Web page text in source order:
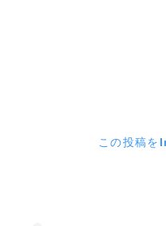
この投稿